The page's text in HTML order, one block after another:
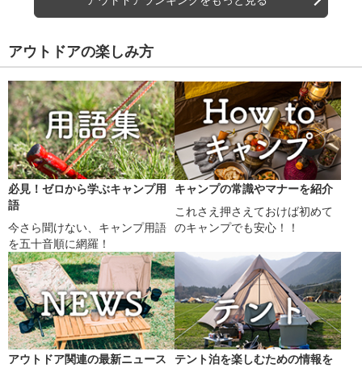
アウトドアの楽しみ方
必見！ゼロから学ぶキャンプ用
語
今さら聞けない、キャンプ用語
を五十音順に網羅！
キャンプの常識やマナーを紹介
これさえ押さえておけば初めて
のキャンプでも安心！！
アウトドア関連の最新ニュース
テント泊を楽しむための情報を